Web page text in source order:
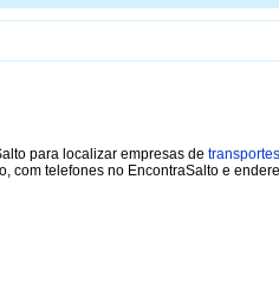
para localizar empresas de
com telefones no EncontraSalto e